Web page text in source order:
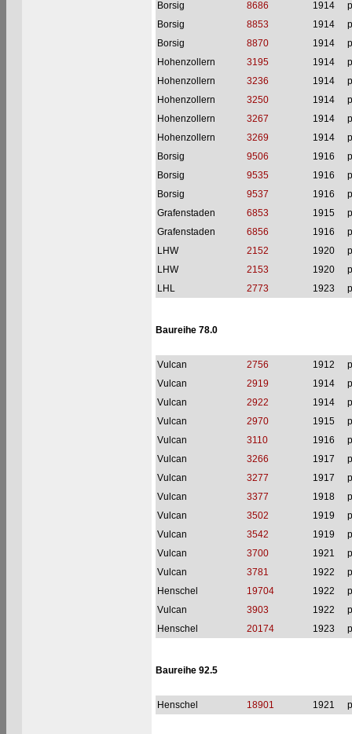
Borsig 8686 1914
Borsig
8853 1914
Borsig
8870 1914
Hohenzollern
3195 1914
Hohenzollern
3236 1914
Hohenzollern
3250 1914
Hohenzollern
3267 1914
Hohenzollern
3269 1914
Borsig
9506 1916
Borsig
9535 1916
Borsig
9537 1916
Grafenstaden
6853 1915
Grafenstaden
6856 1916
LHW
2152 1920
LHW
2153 1920
LHL
2773 1923
Baureihe 78.0
Vulcan 2756 1912
Vulcan
2919 1914
Vulcan
2922 1914
Vulcan
2970 1915
Vulcan
3110 1916
Vulcan
3266 1917
Vulcan
3277 1917
Vulcan
3377 1918
Vulcan
3502 1919
Vulcan
3542 1919
Vulcan
3700 1921
Vulcan
3781 1922
Henschel
19704 1922
Vulcan
3903 1922
Henschel
20174 1923
Baureihe 92.5
Henschel 18901 1921